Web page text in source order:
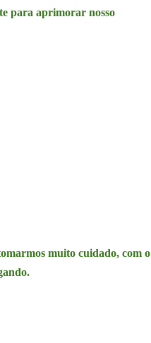
para aprimorar nosso
muito cuidado, com o